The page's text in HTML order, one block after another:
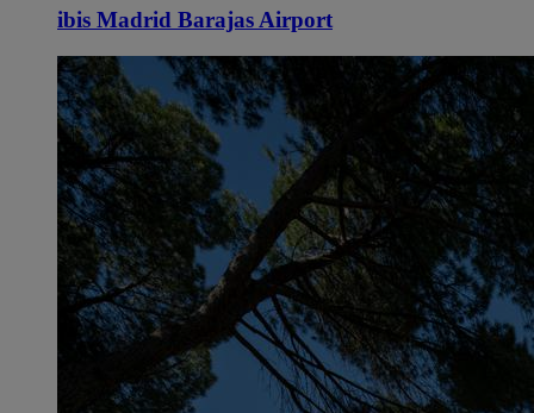
ibis Madrid Barajas Airport